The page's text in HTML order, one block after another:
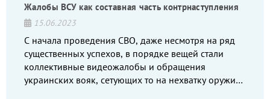
Жалобы ВСУ как составная часть контрнаступления
15.06.2023
С начала проведения СВО, даже несмотря на ряд
существенных успехов, в порядке вещей стали
коллективные видеожалобы и обращения
украинских вояк, сетующих то на нехватку оружия,